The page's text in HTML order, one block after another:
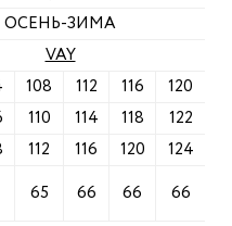
ОСЕНЬ-ЗИМА
VAY
108 112 116
120
110 114 118
122
112 116 120
124
65 66 66 66